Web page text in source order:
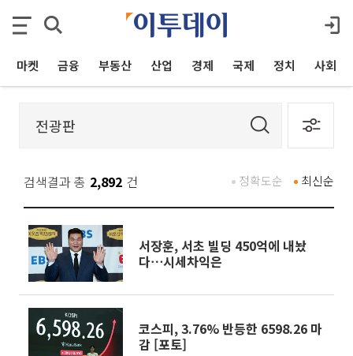
마켓 금융 부동산 산업 경제 국제 정치 사회
검색결과 총 2,892 건 최신순
정확도순
서장훈, 서초 빌딩 450억에 내놨
다⋯시세차익은
코스피, 3.76% 반등한 6598.26 마
감 [포토]